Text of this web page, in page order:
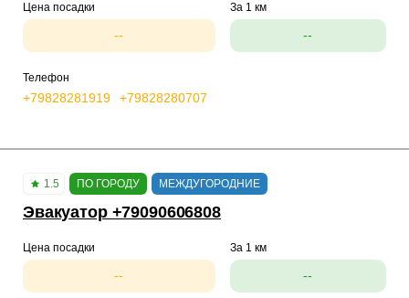
Цена посадки
--
За 1 км
--
Телефон
+79828281919 +79828280707
1.5 ПО ГОРОДУ МЕЖДУГОРОДНИЕ
Эвакуатор +79090606808
Цена посадки
--
За 1 км
--